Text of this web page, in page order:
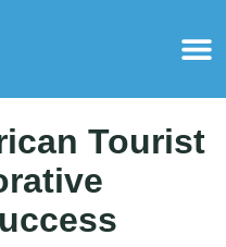
Tourist